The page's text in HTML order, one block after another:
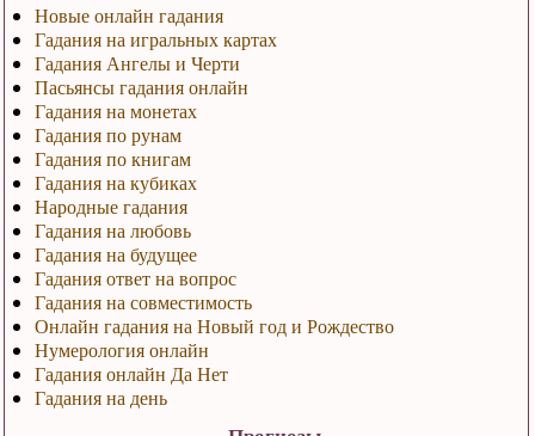
Новые онлайн гадания
Гадания на игральных картах
Гадания Ангелы и Черти
Пасьянсы гадания онлайн
Гадания на монетах
Гадания по рунам
Гадания по книгам
Гадания на кубиках
Народные гадания
Гадания на любовь
Гадания на будущее
Гадания ответ на вопрос
Гадания на совместимость
Онлайн гадания на Новый год и Рождество
Нумерология онлайн
Гадания онлайн Да Нет
Гадания на день